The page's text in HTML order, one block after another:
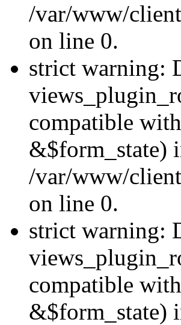
/var/www/
on line 0.
strict warning:
compatible
&$form_state)
/var/www/
on line 0.
strict warning:
compatible
&$form_state)